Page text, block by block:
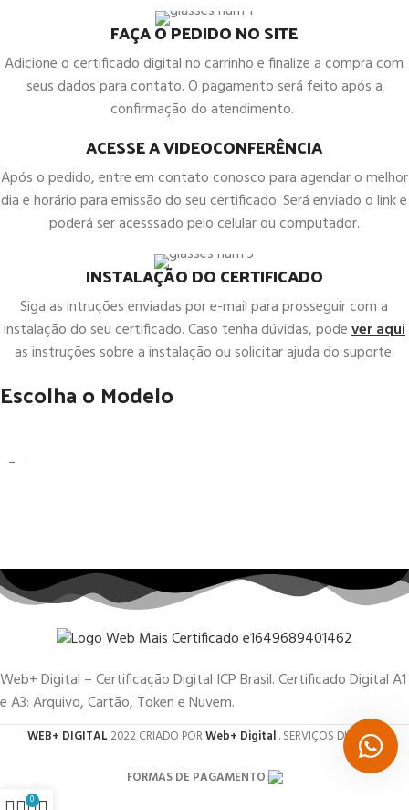
FAÇA O PEDIDO NO SITE
Adicione o certificado digital no carrinho e finalize a compra com
seus dados para contato. O pagamento será feito após a
confirmação do atendimento.
ACESSE A VIDEOCONFERÊNCIA
Após o pedido, entre em contato conosco para agendar o melhor
dia e horário para emissão do seu certificado. Será enviado o link e
poderá ser acesssado pelo celular ou computador.
INSTALAÇÃO DO CERTIFICADO
Siga as intruções enviadas por e-mail para prosseguir com a
instalação do seu certificado. Caso tenha dúvidas, podever aqui
as instruções sobre a instalação ou solicitar ajuda do suporte.
Escolha o Modelo
Web+ Digital – Certificação Digital ICP Brasil. Certificado Digital A1
e A3: Arquivo, Cartão, Token e Nuvem.
WEB+ DIGITAL 2022 CRIADO PORWeb+ Digital. SERVIÇOS DIGITAIS.
FORMAS DE PAGAMENTO:
0